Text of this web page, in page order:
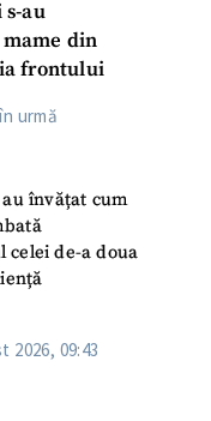
s-au
din
frontului
urmă
învățat cum
celei de-a doua
2026, 09:43